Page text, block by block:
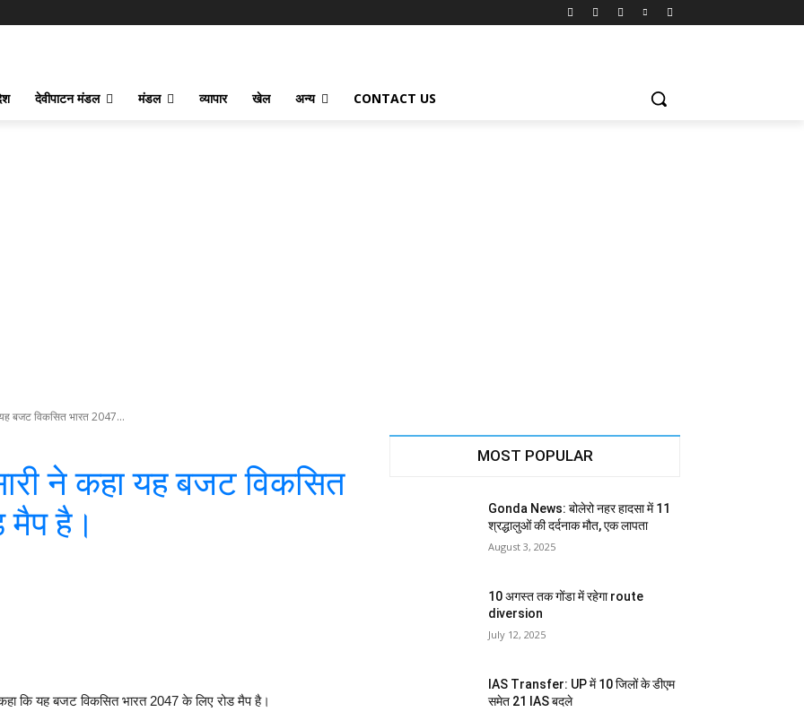
देवीपाटन मंडल मंडल व्यापार खेल अन्य CONTACT US
बजट विकसित भारत 2047...
ने कहा यह बजट विकसित
मैप है।
कि यह बजट विकसित भारत 2047 के लिए रोड मैप है।
MOST POPULAR
Gonda News: बोलेरो नहर हादसा में 11
श्रद्धालुओं की दर्दनाक मौत, एक लापता
August 3, 2025
10 अगस्त तक गोंडा में रहेगा route
diversion
July 12, 2025
IAS Transfer: UP में 10 जिलों के डीएम
समेत 21 IAS बदले